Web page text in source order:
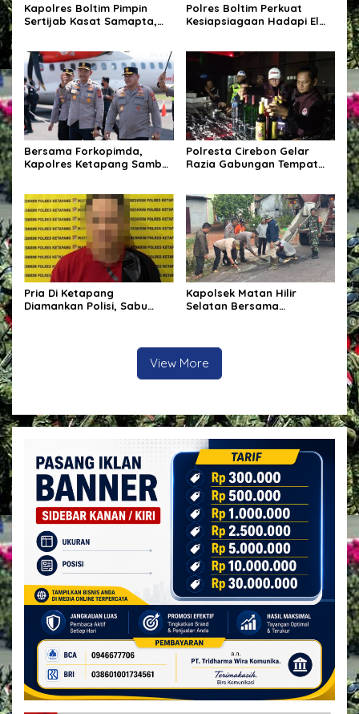
Kapolres Boltim Pimpin
Sertijab Kasat Samapta,
Penguatan Pelayanan
Kepolisian
Polres Boltim Perkuat
Kesiapsiagaan Hadapi El
Bersama Forkopimda,
Kapolres Ketapang Sambut
Kabupaten Ketapang
Polresta Cirebon Gelar
Razia Gabungan Tempat
Pria Di Ketapang
Diamankan Polisi, Sabu
Kapolsek Matan Hilir
Selatan Bersama
Jalan Berlubang Demi
Keselamatan Pengguna
Jalan
View More